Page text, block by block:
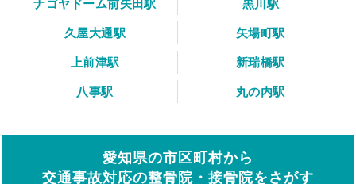
ナゴヤドーム前矢田駅
黒川駅
久屋大通駅
矢場町駅
上前津駅
新瑞橋駅
八事駅
丸の内駅
愛知県の市区町村から
交通事故対応の整骨院・接骨院をさがす